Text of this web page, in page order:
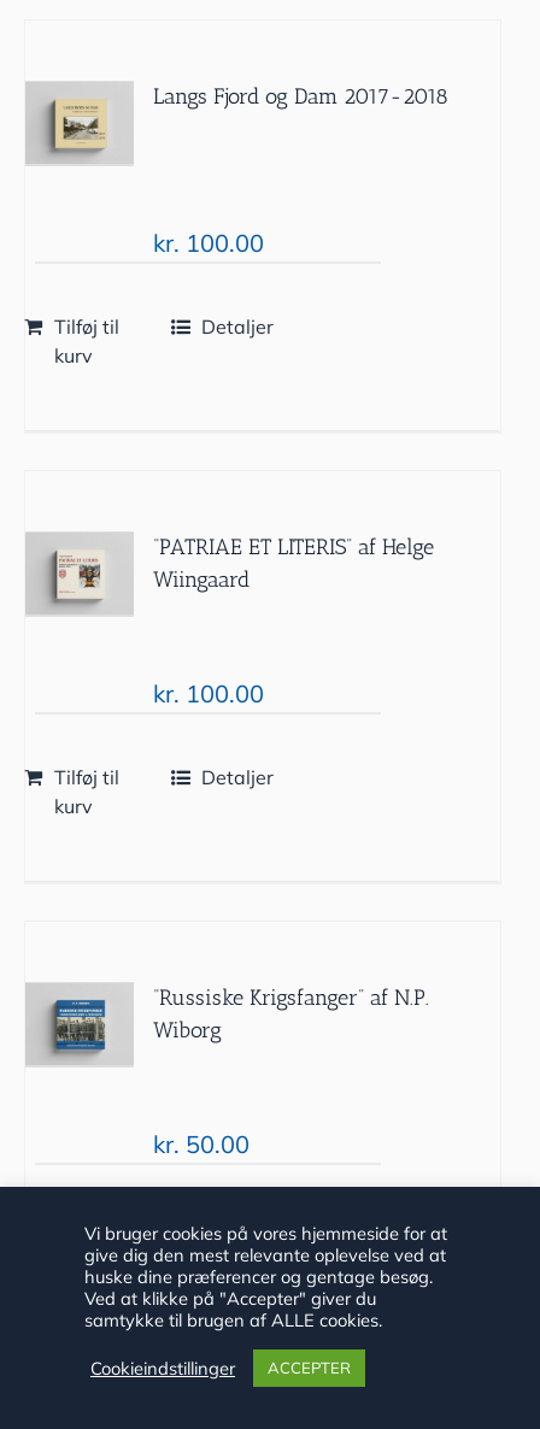
Langs Fjord og Dam 2017-2018
kr. 100.00
Tilføj til
kurv
Detaljer
“PATRIAE ET LITERIS” af Helge
Wiingaard
kr. 100.00
Tilføj til
kurv
Detaljer
“Russiske Krigsfanger” af N.P.
Wiborg
kr. 50.00
Tilføj til
kurv
Detaljer
Vi bruger cookies på vores hjemmeside for at
give dig den mest relevante oplevelse ved at
huske dine præferencer og gentage besøg.
Ved at klikke på "Accepter" giver du
samtykke til brugen af ALLE cookies.
Cookieindstillinger ACCEPTER